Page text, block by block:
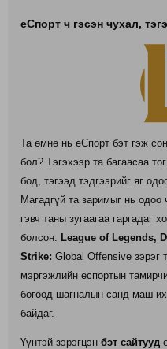
еСпорт ч гэсэн чухал,
Та өмнө нь еСпорт бэт гэж
бол? Тэгэхээр та багаасаа
бод, тэгээд тэдгээрийг яг
Магадгүй та заримыг нь одоо
гэвч таны зугаагаа гаргадаг
болсон. League of Legends,
Strike: Global Offensive зэрэг
мэргэжлийн еспортын
бөгөөд шагналын санд маш
байдаг.
Үүнтэй зэрэгцэн бэт сайтууд